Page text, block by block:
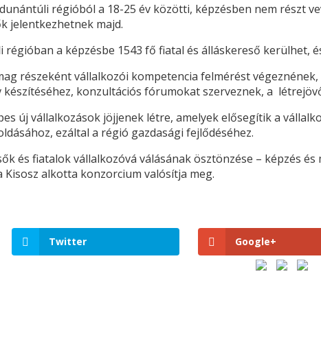
régióból a 18-25 év közötti, képzésben nem részt
jelentkezhetnek majd.
a képzésbe 1543 fő fiatal és álláskereső kerülhet,
részeként vállalkozói kompetencia felmérést
konzultációs fórumokat szerveznek, a
új vállalkozások jöjjenek létre, amelyek elősegítik a
ezáltal a régió gazdasági fejlődéséhez.
és fiatalok vállalkozóvá válásának ösztönzése – képzés
Kisosz alkotta konzorcium valósítja meg.
Twitter Google+